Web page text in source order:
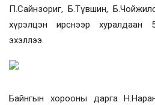
П.Сайнзориг, Б.Түвшин,
хүрэлцэн ирснээр хуралдаан
эхэллээ.
Байнгын хорооны дарга